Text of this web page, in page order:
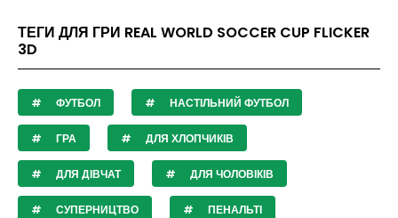
ТЕГИ ДЛЯ ГРИ REAL WORLD SOCCER CUP FLICKER
3D
ФУТБОЛ НАСТІЛЬНИЙ ФУТБОЛ
ГРА ДЛЯ ХЛОПЧИКІВ
ДЛЯ ДІВЧАТ ДЛЯ ЧОЛОВІКІВ
СУПЕРНИЦТВО ПЕНАЛЬТІ